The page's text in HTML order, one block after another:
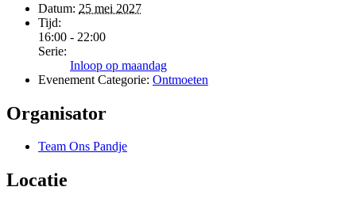
Datum: 25 mei 2027
Tijd:
16:00 - 22:00
Serie:
Inloop op maandag
Evenement Categorie: Ontmoeten
Organisator
Team Ons Pandje
Locatie